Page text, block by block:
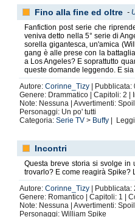
Fino alla fine ed oltre -
Fanfiction post serie che
veniva detto nella 5° serie di
sorella gigantesca, un'amica
gang è alle prese con la
a Los Angeles? E soprattutto
queste domande leggendo. E
Autore:Corinne_Tizy |
Genere: Drammatico | Capitoli: 2 |
Note: Nessuna | Avvertimenti:
Personaggi: Un po' tutti
Categoria:Serie TV > Buffy |
Incontri
Questa breve storia si svolge in
trovarlo? E come reagirà Spike?
Autore:Corinne_Tizy |
Genere: Romantico | Capitoli: 1 |
Note: Nessuna | Avvertimenti:
Personaggi: William Spike